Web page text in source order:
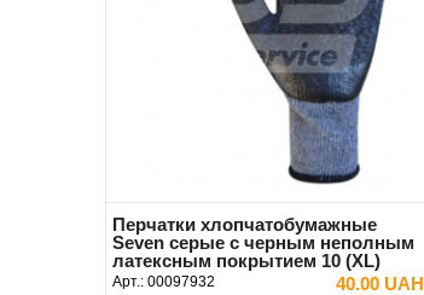
Перчатки хлопчатобумажные
Seven серые с черным неполным
латексным покрытием 10 (XL)
Арт.: 00097932 40.00 UAH